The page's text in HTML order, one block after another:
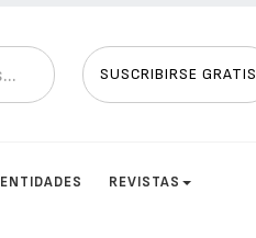
SUSCRIBIRSE GRATIS
ENTIDADES REVISTAS